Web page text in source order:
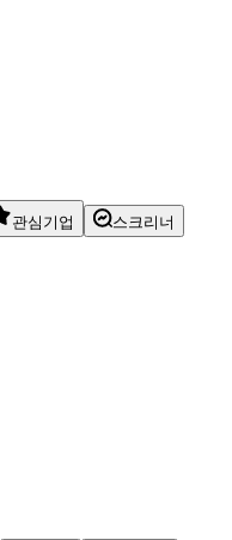
관심기업
스크리너